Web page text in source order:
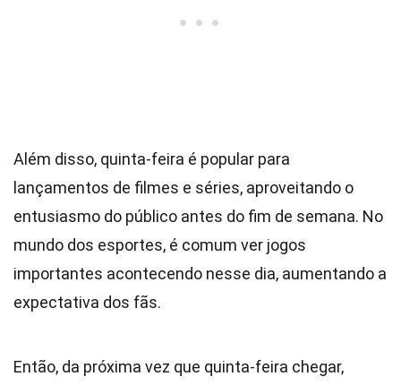
Além disso, quinta-feira é popular para
lançamentos de filmes e séries, aproveitando o
entusiasmo do público antes do fim de semana. No
mundo dos esportes, é comum ver jogos
importantes acontecendo nesse dia, aumentando a
expectativa dos fãs.
Então, da próxima vez que quinta-feira chegar,